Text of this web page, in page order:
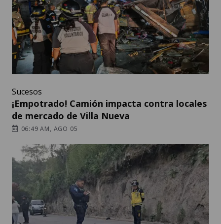
Sucesos
¡Empotrado! Camión impacta contra locales
de mercado de Villa Nueva
06:49 AM, AGO 05